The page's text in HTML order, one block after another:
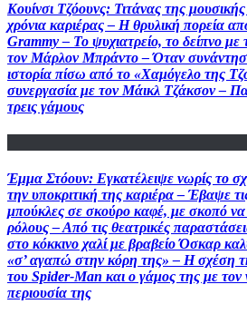
Κουίνσι Τζόουνς: Τιτάνας της
χρόνια καριέρας – H θρυλική πορεία
Grammy – Το ψυχιατρείο, το δείπνο
τον Μάρλον Μπράντο – Όταν
ιστορία πίσω από το «Χαμόγελο της
συνεργασία με τον Μάικλ Τζάκσον –
τρεις γάμους
Έμμα Στόουν: Εγκατέλειψε νωρίς το
την υποκριτική της καριέρα – Έβαψε
μπούκλες σε σκούρο καφέ, με σκοπό να
ρόλους – Από τις θεατρικές
στο κόκκινο χαλί με βραβείο Όσκαρ
«σ’ αγαπώ στην κόρη της» – Η σχέση
του Spider-Man και ο γάμος της με
περιουσία της